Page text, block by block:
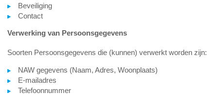
Beveiliging
Contact
Verwerking van Persoonsgegevens
Soorten Persoonsgegevens die (kunnen) verwerkt worden zijn:
NAW gegevens (Naam, Adres, Woonplaats)
E-mailadres
Telefoonnummer